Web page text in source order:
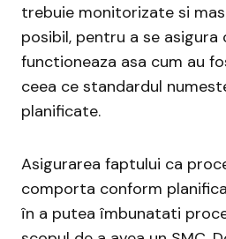
trebuie monitorizate si
posibil, pentru a se asigura
functioneaza asa cum au
ceea ce standardul
planificate.
Asigurarea faptului ca
comporta conform
în a putea îmbunatati